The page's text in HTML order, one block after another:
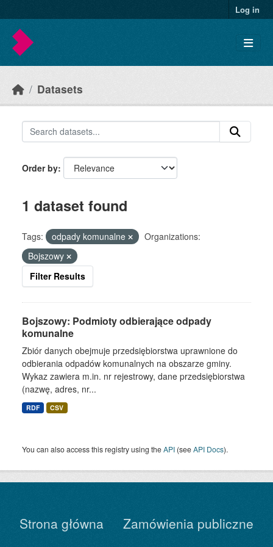
Log in
Datasets
Order by
1 dataset found
Tags: odpady komunalne
Organizations:
Bojszowy
Filter Results
Bojszowy: Podmioty odbierające odpady
komunalne
Zbiór danych obejmuje przedsiębiorstwa uprawnione do
odbierania odpadów komunalnych na obszarze gminy.
Wykaz zawiera m.in. nr rejestrowy, dane przedsiębiorstwa
(nazwę, adres, nr...
RDF CSV
You can also access this registry using theAPI (seeAPI Docs).
Strona główna
Zamówienia publiczne